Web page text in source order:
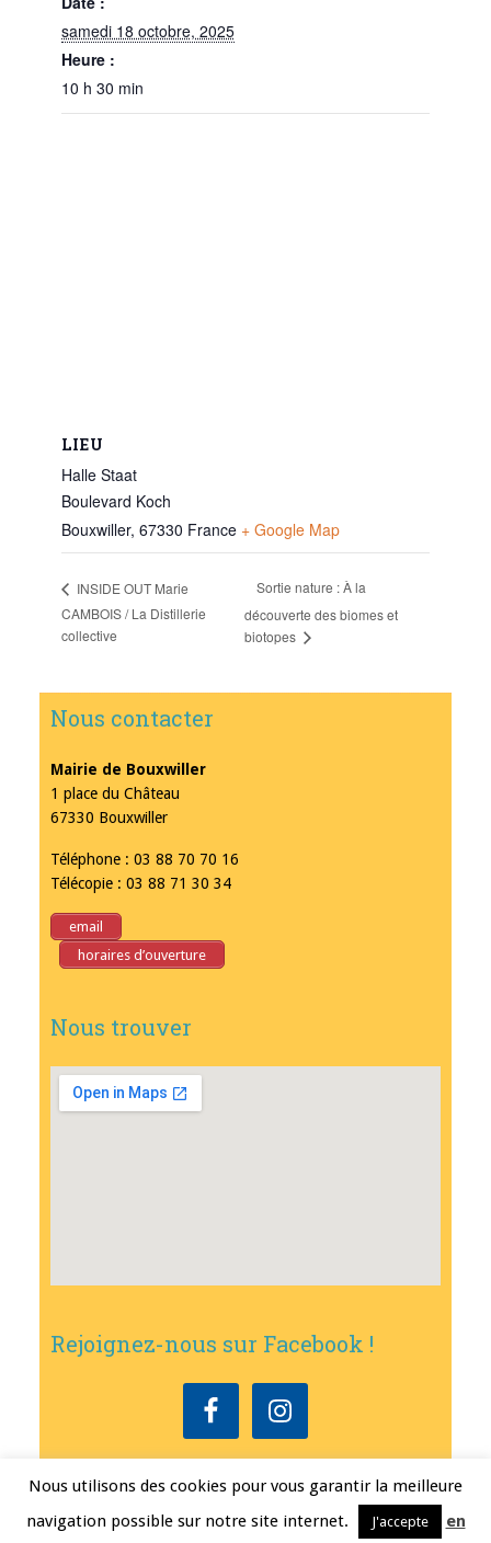
samedi 18 octobre, 2025
Heure :
10 h 30 min
LIEU
Halle Staat
Boulevard Koch
Bouxwiller, 67330 France + Google Map
INSIDE OUT Marie
CAMBOIS / La Distillerie
collective
Sortie nature : À la
découverte des biomes et
biotopes
Nous contacter
Mairie de Bouxwiller
1 place du Château
67330 Bouxwiller
Téléphone : 03 88 70 70 16
Télécopie : 03 88 71 30 34
email
horaires d’ouverture
Nous trouver
Rejoignez-nous sur Facebook !
Mairie de Bouxwiller • Conception
Mentions légales
Nous utilisons des cookies pour vous garantir la meilleure
navigation possible sur notre site internet.
J'accepte en